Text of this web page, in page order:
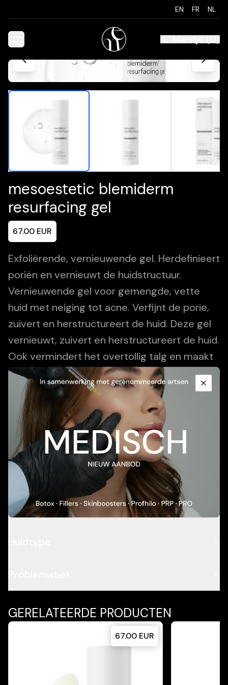
EN FR NL
Mandje(0)
mesoestetic blemiderm
resurfacing gel
67.00 EUR
Exfoliërende, vernieuwende gel. Herdefinieert
poriën en vernieuwt de huidstructuur.
Vernieuwende gel voor gemengde, vette
huid met neiging tot acne. Verfijnt de porie,
zuivert en herstructureert de huid. Deze gel
vernieuwt, zuivert en herstructureert de huid.
Ook vermindert het overtollig talg en maakt
de porie vrij.
Add To Cart
Beschrijving
Toepassing
Ingrediënten
GERELATEERDE PRODUCTEN
67.00 EUR
Promotional Content